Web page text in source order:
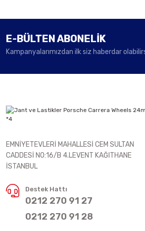
E-BÜLTEN ABONELİK
Kampanyalarımızdan ilk siz haberdar
EMNİYETEVLERİ MAHALLESİ CEM SULTAN
CADDESİ NO:16/B 4.LEVENT KAĞITHANE
İSTANBUL
Destek Hattı
0212 270 91 27
0212 270 91 28